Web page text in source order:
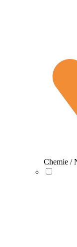
Chemie /